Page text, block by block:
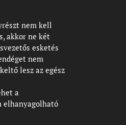
nem kell
akkor ne két
esketés
nem
lesz az egész
a
elhanyagolható